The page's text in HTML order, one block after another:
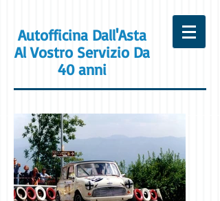
Autofficina Dall'Asta
Al Vostro Servizio Da
40 anni